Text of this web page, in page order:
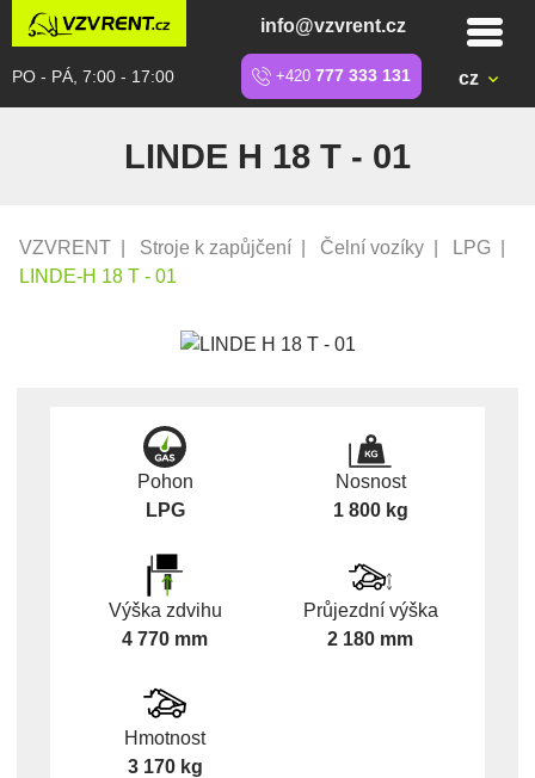
info@vzvrent.cz
PO - PÁ, 7:00 - 17:00 +420 777 333 131 cz
LINDE H 18 T - 01
VZVRENT Stroje k zapůjčení Čelní vozíky LPG
LINDE-H 18 T - 01
Pohon
LPG
Nosnost
1 800 kg
Výška zdvihu
4 770 mm
Průjezdní výška
2 180 mm
Hmotnost
3 170 kg